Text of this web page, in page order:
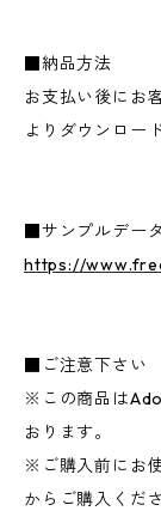
■納品方法
お支払い後にお
よりダウンロー
■サンプルデータ
https://
■ご注意下さい
※この商品は
おります。
※ご購入前にお
からご購入くださ